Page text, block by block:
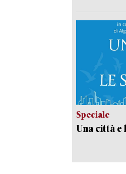
Speciale
Una città e